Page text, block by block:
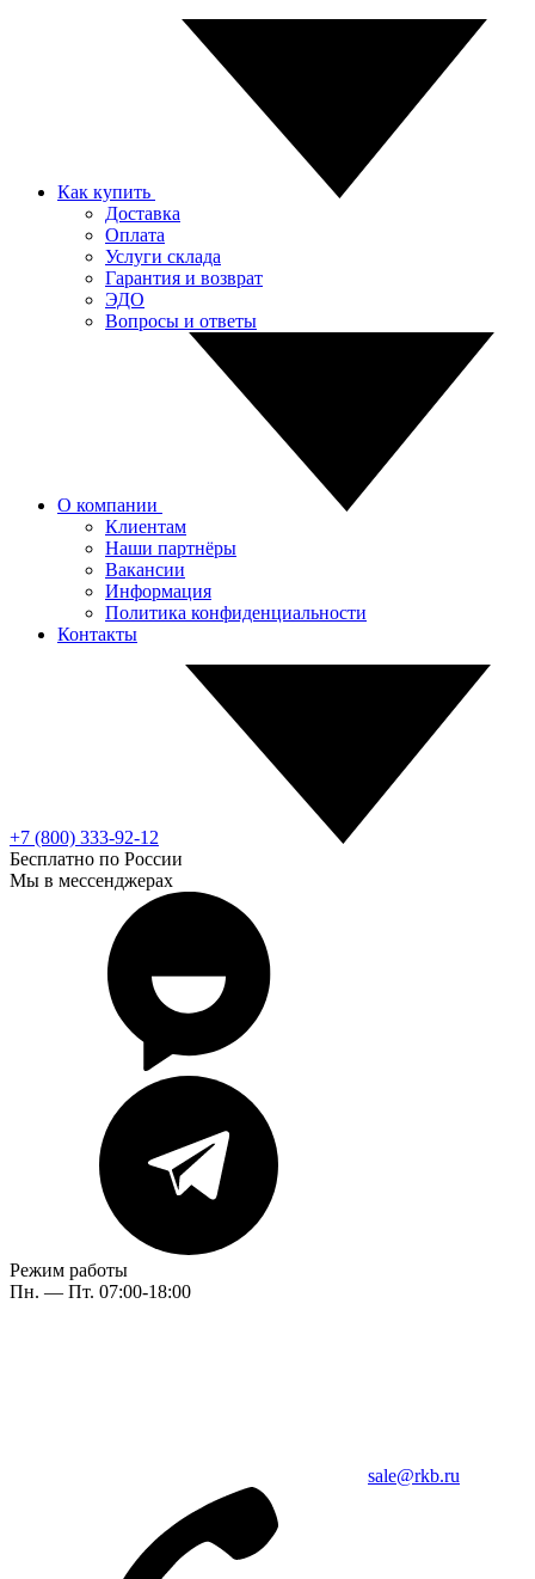
Как купить
Доставка
Оплата
Услуги склада
Гарантия и возврат
ЭДО
Вопросы и ответы
О компании
Клиентам
Наши партнёры
Вакансии
Информация
Политика конфиденциальности
Контакты
+7 (800) 333-92-12
Бесплатно по России
Мы в мессенджерах
Режим работы
Пн. — Пт. 07:00-18:00
sale@rkb.ru